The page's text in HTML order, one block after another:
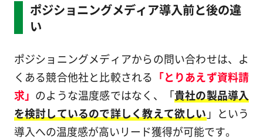
ポジショニングメディア導入前と後の違
い
ポジショニングメディアからの問い合わせは、よ
くある競合他社と比較される 「とりあえず資料請
求」 のような温度感ではなく、「貴社の製品導入
を検討しているので詳しく教えて欲しい 」という
導入への温度感が高いリード獲得が可能です。